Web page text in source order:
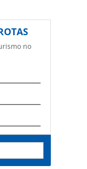
no